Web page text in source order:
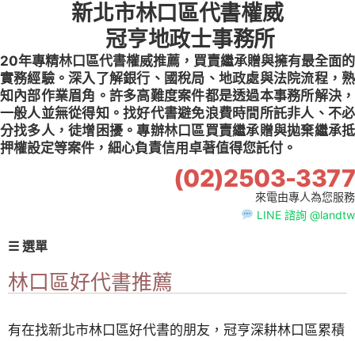
新北市林口區代書權威
冠亨地政士事務所
20年專精林口區代書權威推薦，買賣繼承贈與擁有最全面的
實務經驗。深入了解銀行、國稅局、地政處與法院流程，熟
知內部作業眉角。許多高難度案件都是透過本事務所解決，
一般人並無從得知。找好代書避免浪費時間所託非人、不必
分找多人，徒增困擾。專辦林口區買賣繼承贈與拋棄繼承抵
押權設定等案件，細心負責信用卓著值得您託付。
(02)2503-3377
來電由專人為您服務
LINE 諮詢 @landtw
☰ 選單
林口區好代書推薦
有在找新北市林口區好代書的朋友，冠亨深耕林口區累積